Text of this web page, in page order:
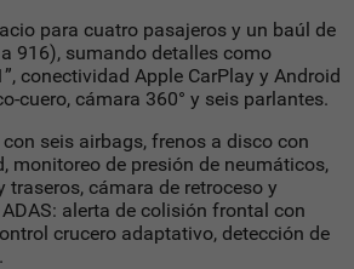
para cuatro pasajeros y un baúl de
916), sumando detalles como
conectividad Apple CarPlay y Android
cuero, cámara 360° y seis parlantes.
seis airbags, frenos a disco con
monitoreo de presión de neumáticos,
traseros, cámara de retroceso y
alerta de colisión frontal con
crucero adaptativo, detección de